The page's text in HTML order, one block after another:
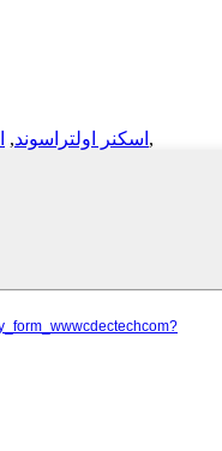
اسکنر اولتراسوند, ,